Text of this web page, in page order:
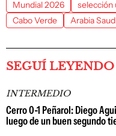
Mundial 2026 selección
Cabo Verde
Arabia
SEGUÍ LEYENDO
INTERMEDIO
Cerro 0-1 Peñarol: Diego
luego de un buen segundo